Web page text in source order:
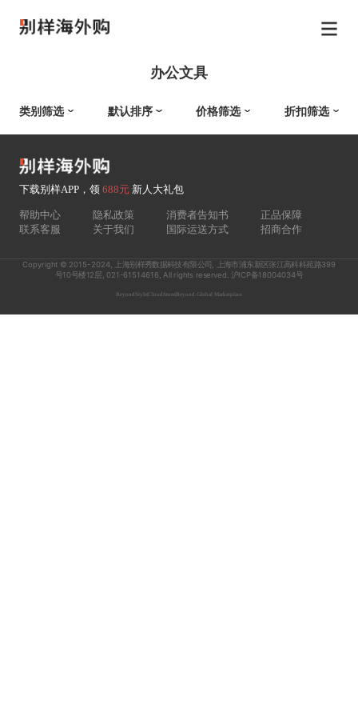
办公文具
类别筛选 默认排序 价格筛选 折扣筛选
下载别样APP，领 688元新人大礼包
帮助中心 隐私政策 消费者告知书
正品保障
联系客服
关于我们 国际运送方式 招商合作
Copyright © 2015-2024, 上海别样秀数据科技有限公司, 上海市浦东新区张江高科科苑路399
号10号楼12层, 021-61514616, All rights reserved. 沪ICP备18004034号
BeyondStyleCloudStore Beyond Global Marketplace